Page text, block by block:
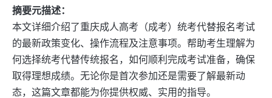
摘要元描述：
本文详细介绍了重庆成人高考（成考）统考代替报名考试
的最新政策变化、操作流程及注意事项。帮助考生理解为
何选择统考代替传统报名，如何顺利完成考试准备，确保
取得理想成绩。无论你是首次参加还是需要了解最新动
态，这篇文章都能为你提供权威、实用的指导。